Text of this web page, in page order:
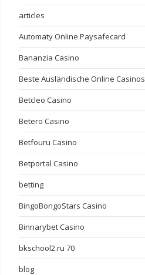
articles
Automaty Online Paysafecard
Bananzia Casino
Beste Ausländische Online Casinos
Betcleo Casino
Betero Casino
Betfouru Casino
Betportal Casino
betting
BingoBongoStars Casino
Binnarybet Casino
bkschool2.ru 70
blog